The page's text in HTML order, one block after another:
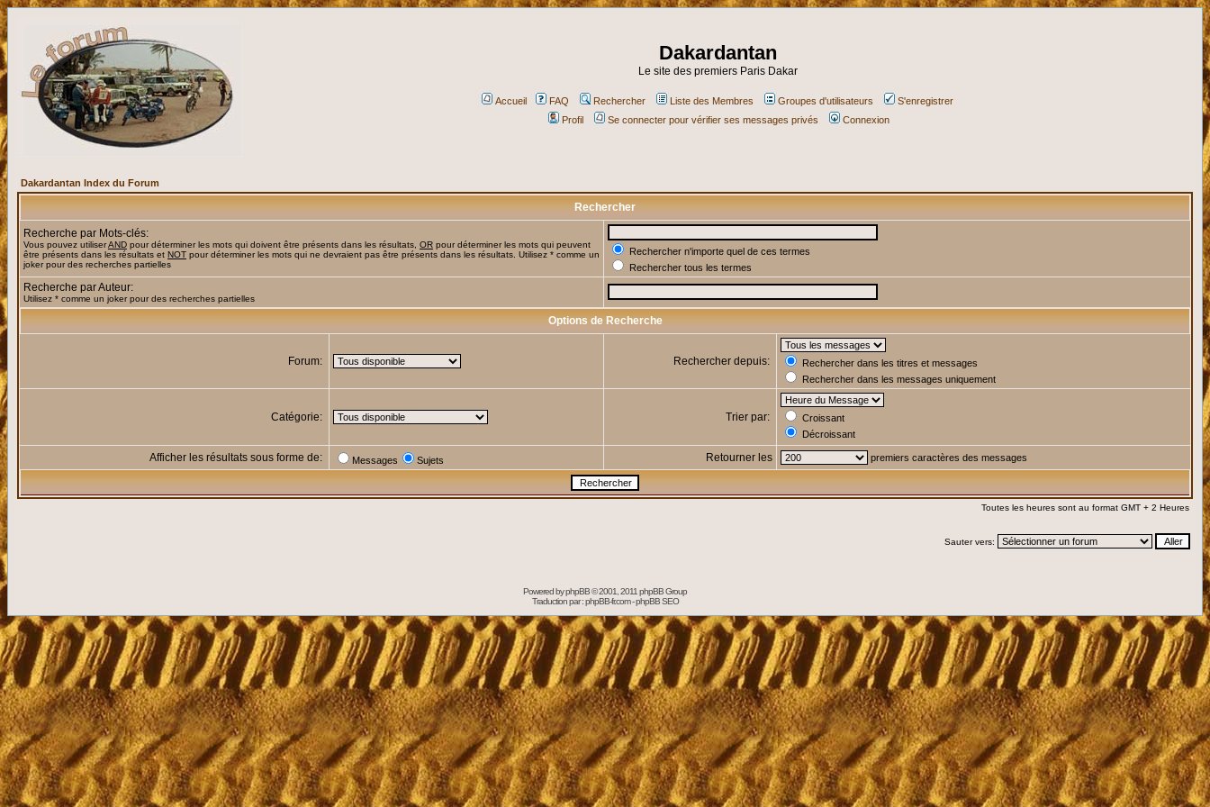
Dakardantan
Le site des premiers Paris Dakar
Accueil FAQ Rechercher Liste des Membres Groupes d'utilisateurs
S'enregistrer
Profil
Se connecter pour vérifier ses messages privés Connexion
Dakardantan Index du Forum
Rechercher
Recherche par Mots-clés:
Vous pouvez utiliserAND pour déterminer les mots qui doivent être présents dans les résultats, OR pour déterminer les mots qui peuvent
être présents dans les résultats et NOT pour déterminer les mots qui ne devraient pas être présents dans les résultats. Utilisez * comme un
joker pour des recherches partielles
Rechercher n'importe quel de ces termes
Rechercher tous les termes
Recherche par Auteur:
Utilisez * comme un joker pour des recherches partielles
Options de Recherche
Forum: Rechercher depuis:
Rechercher dans les titres et messages
Rechercher dans les messages uniquement
Catégorie: Trier par:
Croissant
Décroissant
Afficher les résultats sous forme de: Messages Sujets Retourner les premiers caractères des messages
Toutes les heures sont au format GMT + 2 Heures
Sauter vers:
Powered byphpBB© 2001, 2011 phpBB Group
Traduction par :phpBB-fr.com-phpBB SEO